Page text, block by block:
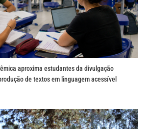
aproxima estudantes da divulgação
de textos em linguagem acessível